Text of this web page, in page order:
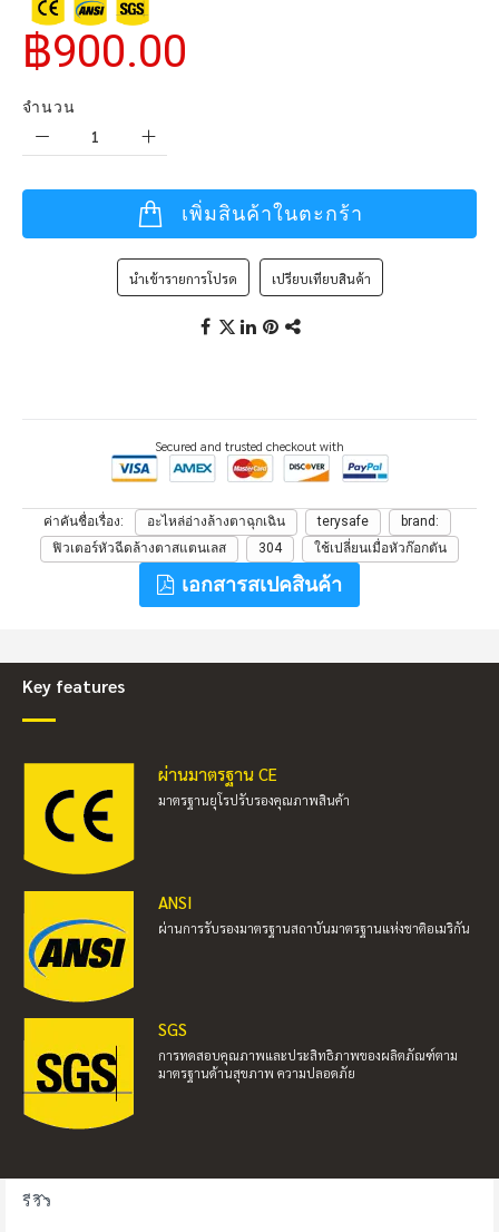
฿900.00
จำนวน
เพิ่มสินค้าในตะกร้า
นำเข้ารายการโปรด เปรียบเทียบสินค้า
Secured and trusted checkout with
ค่าคันชื่อเรื่อง อะไหล่อ่างล้างตาฉุกเฉิน terysafe
brand:
ฟิวเตอร์หัวฉีดล้างตาสแตนเลส
304 ใช้เปลี่ยนเมื่อหัวก๊อกตัน
เอกสารสเปคสินค้า
Key features
ผ่านมาตรฐาน CE
มาตรฐานยุโรปรับรองคุณภาพสินค้า
ANSI
ผ่านการรับรองมาตรฐานสถาบันมาตรฐานแห่งชาติอเมริกัน
SGS
การทดสอบคุณภาพและประสิทธิภาพของผลิตภัณฑ์ตาม
มาตรฐานด้านสุขภาพ ความปลอดภัย
รีวิว